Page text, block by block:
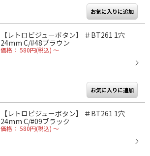
【レトロビジューボタン】 ＃BT261 1穴
24mm C/#48ブラウン
価格： 580円(税込) ～
【レトロビジューボタン】 ＃BT261 1穴
24mm C/#09ブラック
価格： 580円(税込) ～